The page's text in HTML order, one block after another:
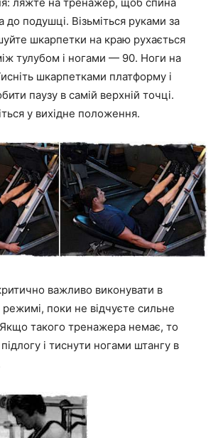
ляжте на тренажер, щоб спина
до подушці. Візьміться руками за
шкарпетки на краю рухається
тулубом і ногами — 90. Ноги на
шкарпетками платформу і
паузу в самій верхній точці.
у вихідне положення.
важливо виконувати в
поки не відчуєте сильне
Якщо такого тренажера немає, то
і тиснути ногами штангу в